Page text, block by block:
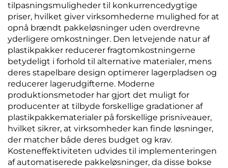
tilpasningsmuligheder til konkurrencedygtige
priser, hvilket giver virksomhederne mulighed for at
opnå brændt pakkeløsninger uden overdrevne
yderligere omkostninger. Den letvejende natur af
plastikpakker reducerer fragtomkostningerne
betydeligt i forhold til alternative materialer, mens
deres stapelbare design optimerer lagerpladsen og
reducerer lagerudgifterne. Moderne
produktionsmetoder har gjort det muligt for
producenter at tilbyde forskellige gradationer af
plastikpakkematerialer på forskellige prisniveauer,
hvilket sikrer, at virksomheder kan finde løsninger,
der matcher både deres budget og krav.
Kosteneffektiviteten udvides til implementeringen
af automatiserede pakkeløsninger, da disse bokse